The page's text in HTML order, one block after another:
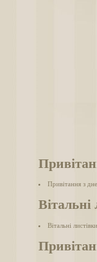
Привітання з
Вітальні
Вітальні